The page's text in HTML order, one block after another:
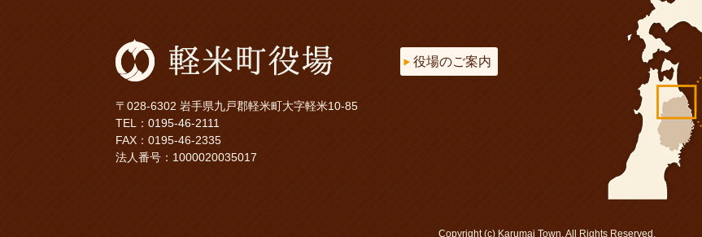
〒028-6302 岩手県九戸郡軽米町大字軽米10-85
TEL： 0195-46-2111
FAX：0195-46-2335
法人番号：1000020035017
役場のご案内
Copyright (c) Karumai Town. All Rights Reserved.